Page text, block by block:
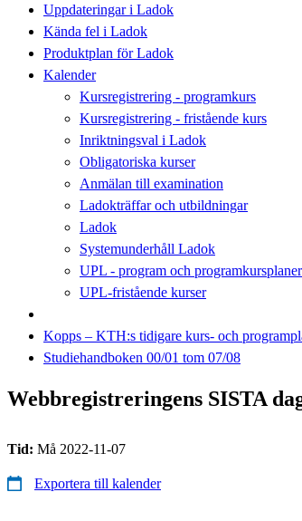
Uppdateringar i Ladok
Kända fel i Ladok
Produktplan för Ladok
Kalender
Kursregistrering - programkurs
Kursregistrering - fristående kurs
Inriktningsval i Ladok
Obligatoriska kurser
Anmälan till examination
Ladokträffar och utbildningar
Ladok
Systemunderhåll Ladok
UPL - program och
UPL-fristående kurser
Kopps – KTH:s tidigare kurs- och
Studiehandboken 00/01 tom 07/08
Webbregistreringens SISTA
Tid: Må 2022-11-07
Exportera till kalender